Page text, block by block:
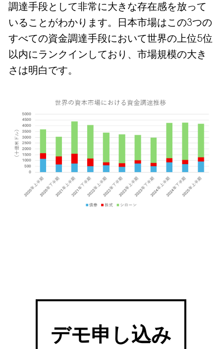
調達手段として非常に大きな存在感を放って
いることがわかります。日本市場はこの3つの
すべての資金調達手段において世界の上位5位
以内にランクインしており、市場規模の大き
さは明白です。
デモ申し込み